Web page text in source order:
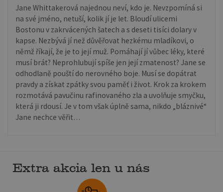
Jane Whittakerová najednou neví, kdo je. Nevzpomíná si
na své jméno, netuší, kolik jí je let. Bloudí ulicemi
Bostonu v zakrvácených šatech a s deseti tisíci dolary v
kapse. Nezbývá jí než důvěřovat hezkému mladíkovi, o
němž říkají, že je to její muž. Pomáhají jí vůbec léky, které
musí brát? Neprohlubují spíše jen její zmatenost? Jane se
odhodlaně pouští do nerovného boje. Musí se dopátrat
pravdy a získat zpátky svou paměť i život. Krok za krokem
rozmotává pavučinu rafinovaného zla a uvolňuje smyčku,
která ji rdousí. Je v tom však úplně sama, nikdo „bláznivé“
Jane nechce věřit…
Extra akcia len u nás